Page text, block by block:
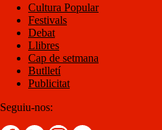
Cultura Popular
Festivals
Debat
Llibres
Cap de setmana
Butlletí
Publicitat
Seguiu-nos: